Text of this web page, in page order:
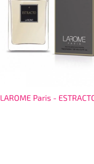
LAROME Paris -